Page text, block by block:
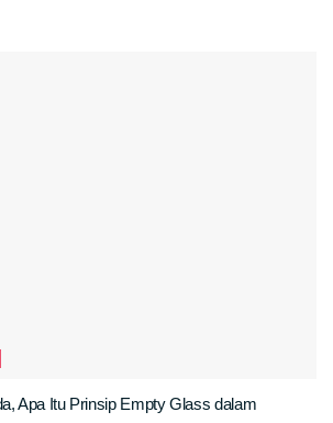
Apa Itu Prinsip Empty Glass dalam